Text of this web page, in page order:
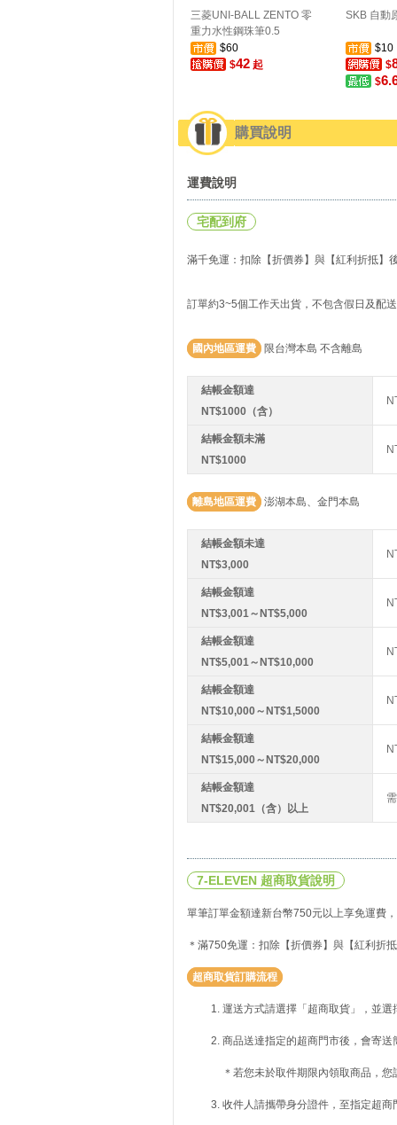
三菱UNI-BALL ZENTO 零
重力水性鋼珠筆0.5
$60
$42起
SKB 自動
$10
$
$
購買說明
運費說明
宅配到府
滿千免運：扣除【折價券】與【紅利折抵】
訂單約3~5個工作天出貨，不包含假日及配
國內地區運費 限台灣本島 不含離島
結帳金額達
NT$1000（含）
結帳金額未滿
NT$1000
離島地區運費 澎湖本島、金門本島
結帳金額未達
NT$3,000
結帳金額達
NT$3,001～NT$5,000
結帳金額達
NT$5,001～NT$10,000
結帳金額達
NT$10,000～NT$1,5000
結帳金額達
NT$15,000～NT$20,000
結帳金額達
NT$20,001（含）以上
7-ELEVEN 超商取貨說明
單筆訂單金額達新台幣750元以上享免運費
＊滿750免運：扣除【折價券】與【紅利折
超商取貨訂購流程
運送方式請選擇「超商取貨」，並
商品送達指定的超商門市後，會寄
＊若您未於取件期限內領取商品，
收件人請攜帶身分證件，至指定超